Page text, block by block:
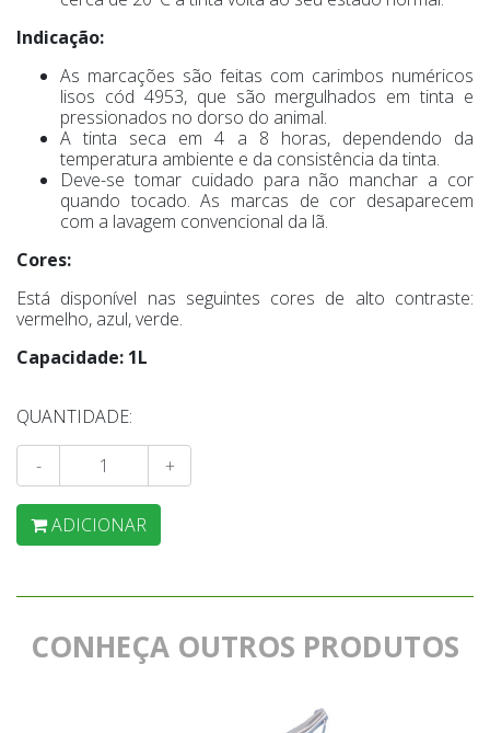
Indicação:
As marcações são feitas com carimbos numéricos
lisos cód 4953, que são mergulhados em tinta e
pressionados no dorso do animal.
A tinta seca em 4 a 8 horas, dependendo da
temperatura ambiente e da consistência da tinta.
Deve-se tomar cuidado para não manchar a cor
quando tocado. As marcas de cor desaparecem
com a lavagem convencional da lã.
Cores:
Está disponível nas seguintes cores de alto contraste:
vermelho, azul, verde.
Capacidade: 1L
QUANTIDADE:
- +
ADICIONAR
CONHEÇA OUTROS PRODUTOS